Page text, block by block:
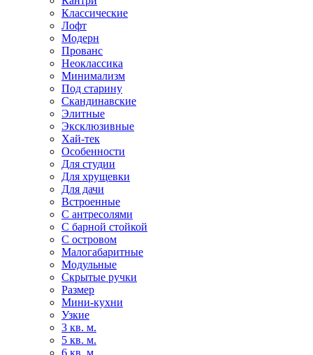
Классические
Лофт
Модерн
Прованс
Неоклассика
Минимализм
Под старину
Скандинавские
Элитные
Эксклюзивные
Хай-тек
Особенности
Для студии
Для хрущевки
Для дачи
Встроенные
С антресолями
С барной стойкой
С островом
Малогабаритные
Модульные
Скрытые ручки
Размер
Мини-кухни
Узкие
3 кв. м.
5 кв. м.
6 кв. м.